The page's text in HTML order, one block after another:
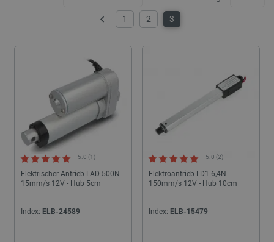
Zurück 1 2 3
Elektrischer Antrieb LAD 500N
15mm/s 12V - Hub 5cm
5.0 (1)
Index: ELB-24589
Elektroantrieb LD1 6,4N
150mm/s 12V - Hub 10cm
5.0 (2)
Index: ELB-15479